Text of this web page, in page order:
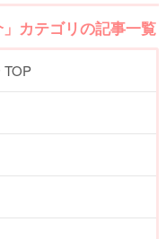
カテゴリの記事一覧
TOP